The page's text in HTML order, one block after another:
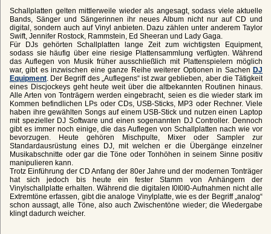
Schallplatten gelten mittlerweile wieder als angesagt, sodass viele aktuelle
Bands, Sänger und Sängerinnen ihr neues Album nicht nur auf CD und
digital, sondern auch auf Vinyl anbieten. Dazu zählen unter anderem Taylor
Swift, Jennifer Rostock, Rammstein, Ed Sheeran und Lady Gaga.
Für DJs gehörten Schallplatten lange Zeit zum wichtigsten Equipment,
sodass sie häufig über eine riesige Plattensammlung verfügten. Während
das Auflegen von Musik früher ausschließlich mit Plattenspielern möglich
war, gibt es inzwischen eine ganze Reihe weiterer Optionen in Sachen DJ
Equipment . Der Begriff des „Auflegens“ ist zwar geblieben, aber die Tätigkeit
eines Discjockeys geht heute weit über die altbekannten Routinen hinaus.
Alle Arten von Tonträgern werden eingebracht, seien es die wieder stark im
Kommen befindlichen LPs oder CDs, USB-Sticks, MP3 oder Rechner. Viele
haben ihre gewählten Songs auf einem USB-Stick und nutzen einen Laptop
mit spezieller DJ Software und einen sogenannten DJ Controller. Dennoch
gibt es immer noch einige, die das Auflegen von Schallplatten nach wie vor
bevorzugen. Heute gehören Mischpulte, Mixer oder Sampler zur
Standardausrüstung eines DJ, mit welchen er die Übergänge einzelner
Musikabschnitte oder gar die Töne oder Tonhöhen in seinem Sinne positiv
manipulieren kann.
Trotz Einführung der CD Anfang der 80er Jahre und der modernen Tonträger
hat sich jedoch bis heute ein fester Stamm von Anhängern der
Vinylschallplatte erhalten. Während die digitalen I0I0I0-Aufnahmen nicht alle
Extremtöne erfassen, gibt die analoge Vinylplatte, wie es der Begriff „analog“
schon aussagt, alle Töne, also auch Zwischentöne wieder; die Wiedergabe
klingt dadurch weicher.